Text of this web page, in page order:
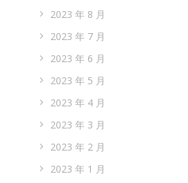
2023 年 8 月
2023 年 7 月
2023 年 6 月
2023 年 5 月
2023 年 4 月
2023 年 3 月
2023 年 2 月
2023 年 1 月